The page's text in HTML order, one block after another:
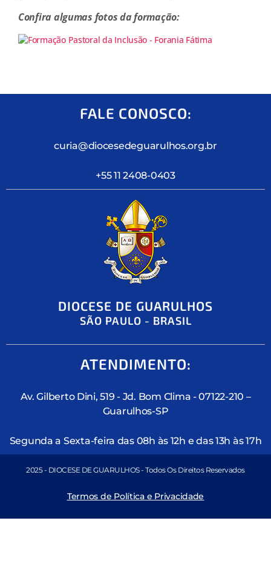
Confira algumas fotos da formação:
FALE CONOSCO:
curia@diocesedeguarulhos.org.br
+55 11 2408-0403
DIOCESE DE GUARULHOS
SÃO PAULO - BRASIL
ATENDIMENTO:
Av. Gilberto Dini, 519 - Jd. Bom Clima - 07122-210 –
Guarulhos-SP
Segunda a Sexta-feira das 08h às 12h e das 13h às 17h
2025 - DIOCESE DE GUARULHOS - Todos Os Direitos Reservados
Termos de Política e Privacidade